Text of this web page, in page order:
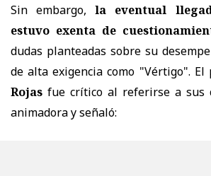
Sin embargo,la eventual
estuvo exenta de
dudas planteadas sobre su
de alta exigencia como "Vértigo". El
Rojas fue crítico al referirse a sus
animadora y señaló: